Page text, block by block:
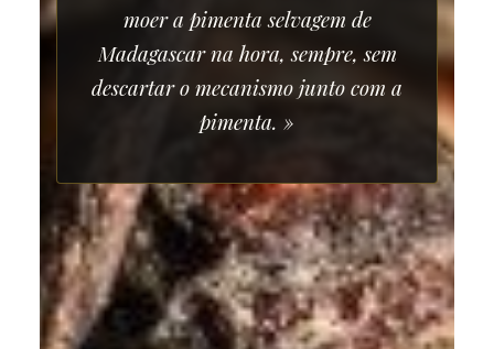
moer a pimenta selvagem de
Madagascar na hora, sempre, sem
descartar o mecanismo junto com a
pimenta. »